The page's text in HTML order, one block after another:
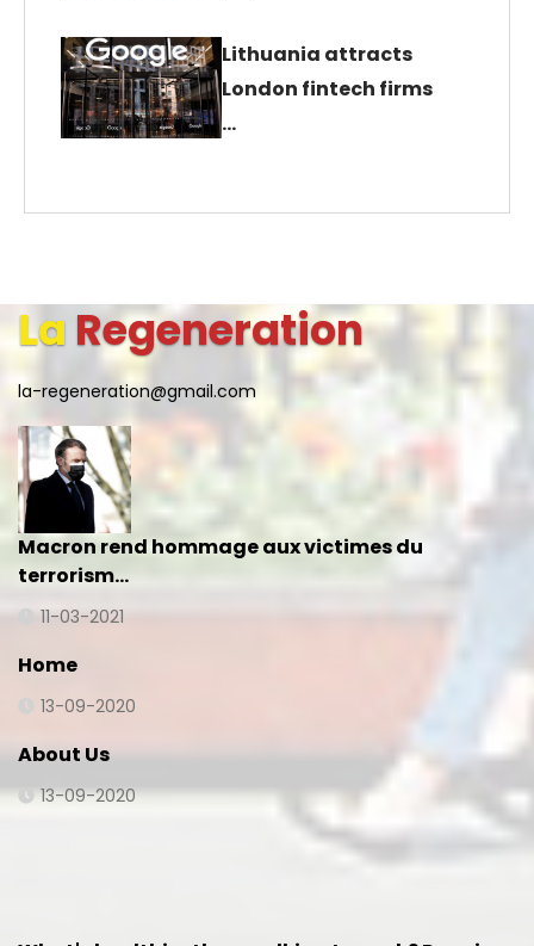
Lithuania attracts
London fintech firms
…
LaRegeneration
la-regeneration@gmail.com
Macron rend hommage aux victimes du
terrorism…
11-03-2021
Home
13-09-2020
About Us
13-09-2020